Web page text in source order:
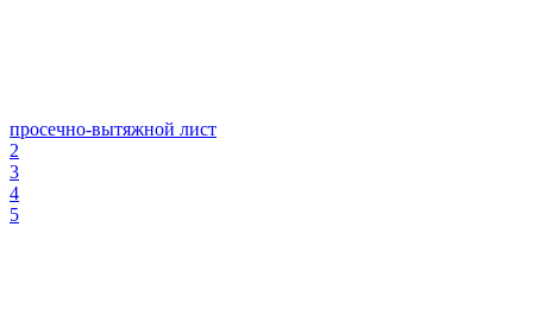
просечно-вытяжной лист
2
3
4
5